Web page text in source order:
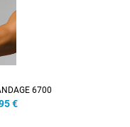
6700
€